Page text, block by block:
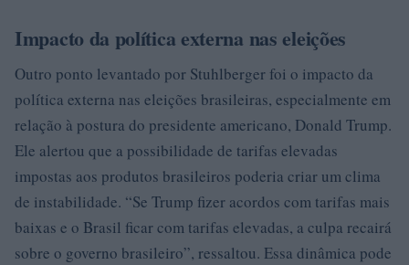
Impacto da política externa nas eleições
Outro ponto levantado por Stuhlberger foi o impacto da
política externa nas eleições brasileiras, especialmente em
relação à postura do presidente americano, Donald Trump.
Ele alertou que a possibilidade de tarifas elevadas
impostas aos produtos brasileiros poderia criar um clima
de instabilidade. “Se Trump fizer acordos com tarifas mais
baixas e o Brasil ficar com tarifas elevadas, a culpa recairá
sobre o governo brasileiro”, ressaltou. Essa dinâmica pode